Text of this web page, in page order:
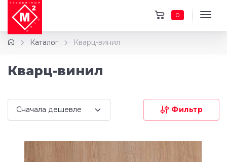
0
Каталог Кварц-винил
Кварц-винил
Фильтр